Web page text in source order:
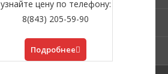
узнайте цену по телефону:
8(843) 205-59-90
Подробнее